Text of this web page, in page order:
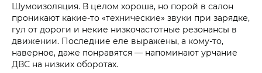
Шумоизоляция. В целом хороша, но порой в салон
проникают какие-то «технические» звуки при зарядке,
гул от дороги и некие низкочастотные резонансы в
движении. Последние еле выражены, а кому-то,
наверное, даже понравятся — напоминают урчание
ДВС на низких оборотах.